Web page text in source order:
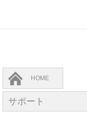
HOME
サポート